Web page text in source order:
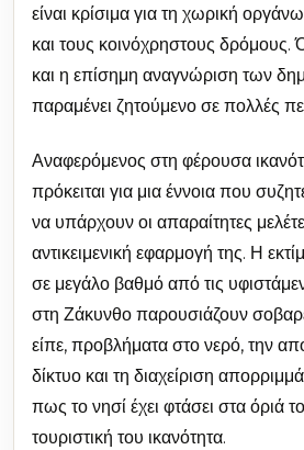
είναι κρίσιμα για τη χωρική
και τους κοινόχρηστους
και η επίσημη αναγνώριση των
παραμένει ζητούμενο σε πολλές
Αναφερόμενος στη φέρουσα
πρόκειται για μια έννοια που
να υπάρχουν οι απαραίτητες
αντικειμενική εφαρμογή της. Η
σε μεγάλο βαθμό από τις
στη Ζάκυνθο παρουσιάζουν
είπε, προβλήματα στο νερό, την
δίκτυο και τη διαχείριση
πως το νησί έχει φτάσει στα όριά
τουριστική του ικανότητα.